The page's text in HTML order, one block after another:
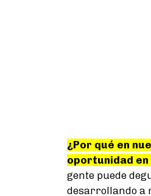
¿Por qué en
oportunidad en
gente puede
desarrollando a